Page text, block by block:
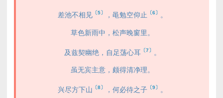
差池不相见 〔5〕 ，黾勉空仰止 〔6〕 。
草色新雨中，松声晚窗里。
及兹契幽绝，自足荡心耳 〔7〕 。
虽无宾主意，颇得清净理。
兴尽方下山 〔8〕 ，何必待之子 〔9〕 。